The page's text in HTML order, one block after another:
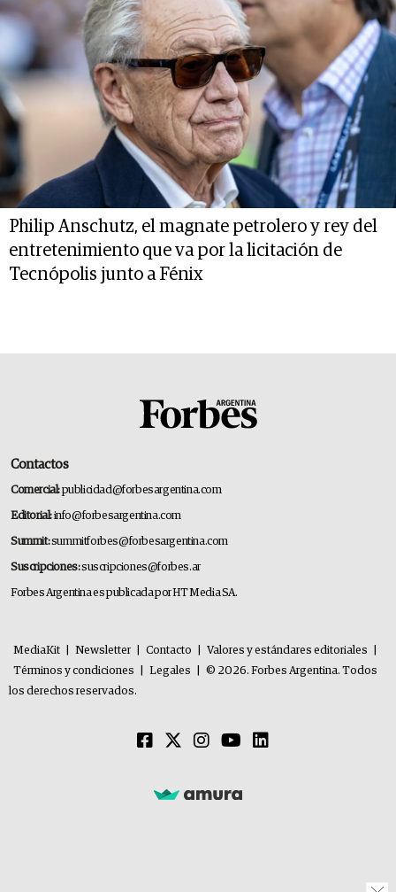
Philip Anschutz, el magnate petrolero y rey del
entretenimiento que va por la licitación de
Tecnópolis junto a Fénix
Contactos
Comercial:publicidad@forbesargentina.com
Editorial:info@forbesargentina.com
Summit:summitforbes@forbesargentina.com
Suscripciones:suscripciones@forbes.ar
Forbes Argentina es publicada por HT Media SA.
MediaKit Newsletter Contacto Valores y estándares editoriales
Términos y condiciones
Legales
© 2026. Forbes Argentina. Todos
los derechos reservados.